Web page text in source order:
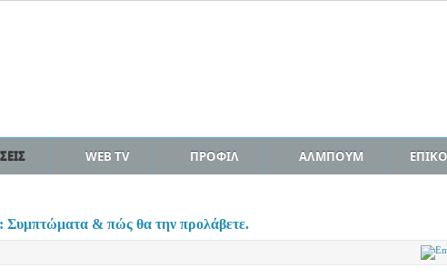
WEB TV ΠΡΟΦΙΛ ΑΛΜΠΟΥΜ
Συμπτώματα & πώς θα την προλάβετε.